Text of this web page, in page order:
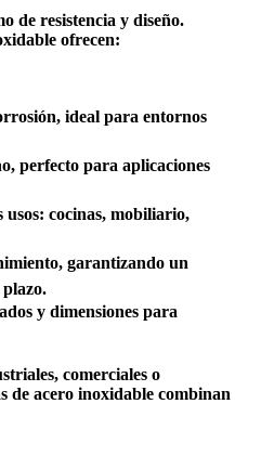
de resistencia y diseño.
ofrecen:
ideal para entornos
perfecto para aplicaciones
cocinas, mobiliario,
garantizando un
y dimensiones para
comerciales o
de acero inoxidable combinan